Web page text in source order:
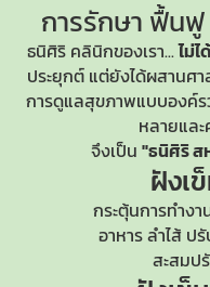
การรักษา ฟื้นฟู
ธนิศิริ คลินิกของเรา...ไม่
ประยุกต์ แต่ยังได้ผสานศ
การดูแลสุขภาพแบบองค์ร
หลายแล
จึงเป็น "ธนิศิริ ส
ฝังเ
กระตุ้นการทำงา
อาหาร ลำไส้ ป
สะสมป